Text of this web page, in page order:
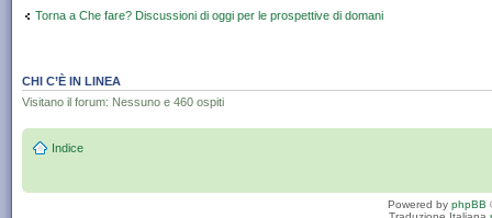
Torna a Che fare? Discussioni di oggi per le prospettive di domani
CHI C’È IN LINEA
Visitano il forum: Nessuno e 460 ospiti
Indice
Powered by phpBB